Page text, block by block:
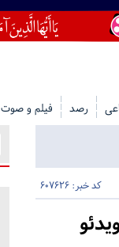
رصد فیلم و صوت
کد خبر: 607626